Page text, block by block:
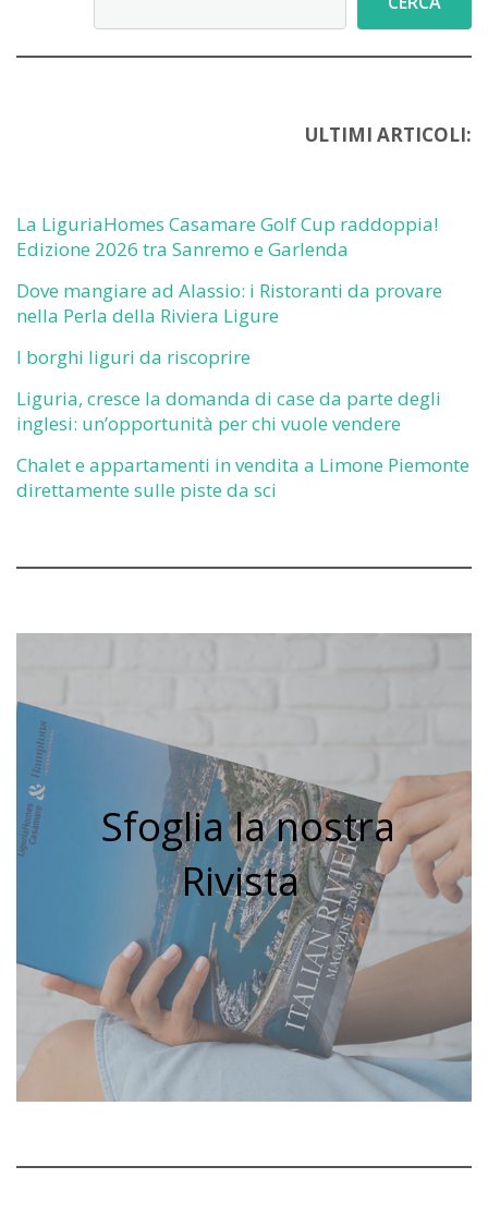
ULTIMI ARTICOLI:
La LiguriaHomes Casamare Golf Cup raddoppia!
Edizione 2026 tra Sanremo e Garlenda
Dove mangiare ad Alassio: i Ristoranti da provare
nella Perla della Riviera Ligure
I borghi liguri da riscoprire
Liguria, cresce la domanda di case da parte degli
inglesi: un’opportunità per chi vuole vendere
Chalet e appartamenti in vendita a Limone Piemonte
direttamente sulle piste da sci
Sfoglia la nostra
Rivista